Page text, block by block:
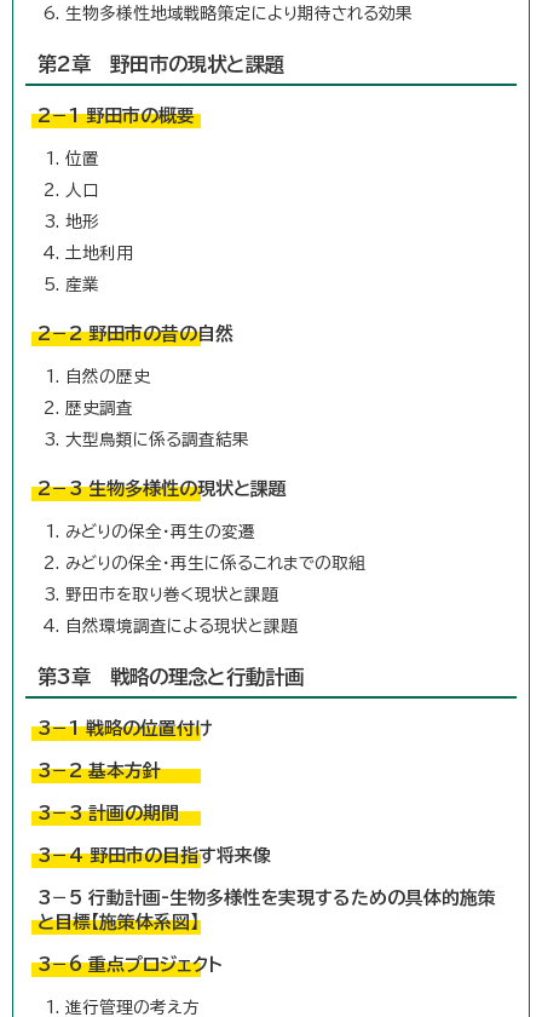
生物多様性地域戦略策定により期待される効果
第2章 野田市の現状と課題
2－1 野田市の概要
位置
人口
地形
土地利用
産業
2－2 野田市の昔の自然
自然の歴史
歴史調査
大型鳥類に係る調査結果
2－3 生物多様性の現状と課題
みどりの保全・再生の変遷
みどりの保全・再生に係るこれまでの取組
野田市を取り巻く現状と課題
自然環境調査による現状と課題
第3章 戦略の理念と行動計画
3－1 戦略の位置付け
3－2 基本方針
3－3 計画の期間
3－4 野田市の目指す将来像
3－5 行動計画-生物多様性を実現するための具体的施策
と目標【施策体系図】
3－6 重点プロジェクト
進行管理の考え方